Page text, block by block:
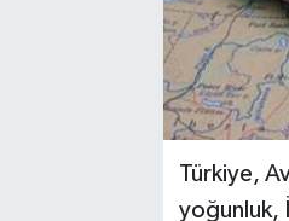
Türkiye,
yoğunluk,